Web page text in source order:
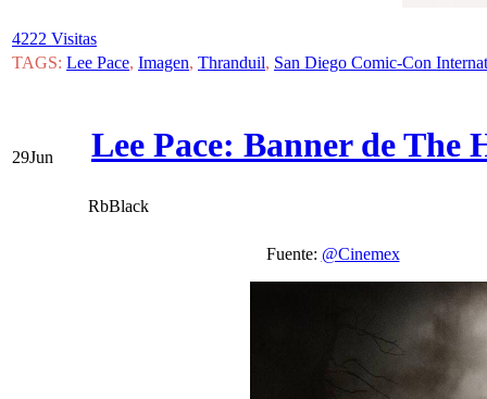
4222 Visitas
TAGS: Lee Pace, Imagen, Thranduil, San Diego Comic-Con
29Jun Lee Pace: Banner de The
RbBlack
Fuente: @Cinemex